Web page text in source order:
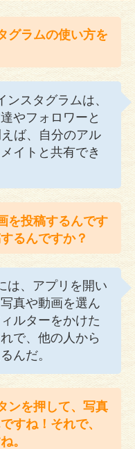
グラムの使い方を
スタグラムは、
やフォロワーと
ば、自分のアル
イトと共有でき
を投稿するんです
るんですか？
は、アプリを開い
真や動画を選ん
ルターをかけた
で、他の人から
んだ。
ンを押して、写真
すね！それで、
。